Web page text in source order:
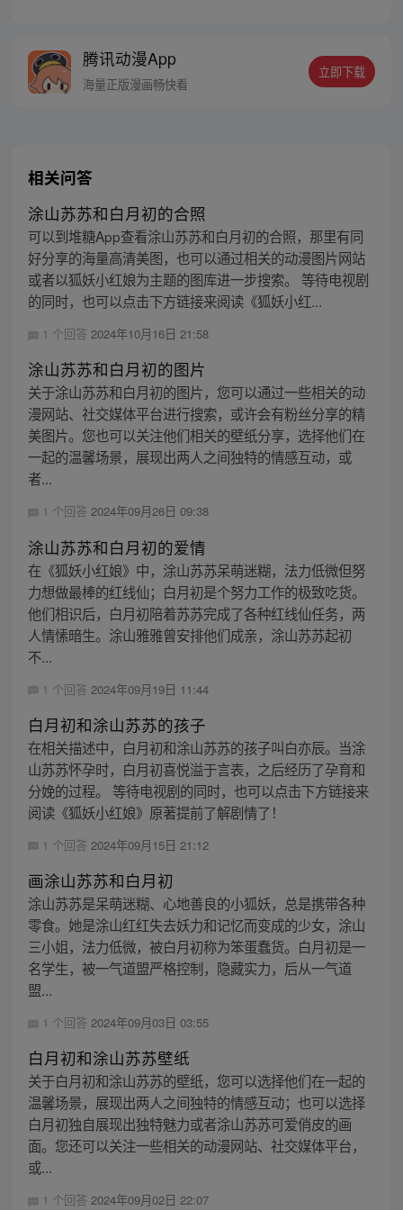
腾讯动漫App
海量正版漫画畅快看
立即下载
相关问答
涂山苏苏和白月初的合照
可以到堆糖App查看涂山苏苏和白月初的合照，那里有同
好分享的海量高清美图，也可以通过相关的动漫图片网站
或者以狐妖小红娘为主题的图库进一步搜索。 等待电视剧
的同时，也可以点击下方链接来阅读《狐妖小红...
1 个回答 2024年10月16日 21:58
涂山苏苏和白月初的图片
关于涂山苏苏和白月初的图片，您可以通过一些相关的动
漫网站、社交媒体平台进行搜索，或许会有粉丝分享的精
美图片。您也可以关注他们相关的壁纸分享，选择他们在
一起的温馨场景，展现出两人之间独特的情感互动，或
者...
1 个回答 2024年09月26日 09:38
涂山苏苏和白月初的爱情
在《狐妖小红娘》中，涂山苏苏呆萌迷糊，法力低微但努
力想做最棒的红线仙；白月初是个努力工作的极致吃货。
他们相识后，白月初陪着苏苏完成了各种红线仙任务，两
人情愫暗生。涂山雅雅曾安排他们成亲，涂山苏苏起初
不...
1 个回答 2024年09月19日 11:44
白月初和涂山苏苏的孩子
在相关描述中，白月初和涂山苏苏的孩子叫白亦辰。当涂
山苏苏怀孕时，白月初喜悦溢于言表，之后经历了孕育和
分娩的过程。 等待电视剧的同时，也可以点击下方链接来
阅读《狐妖小红娘》原著提前了解剧情了！
1 个回答 2024年09月15日 21:12
画涂山苏苏和白月初
涂山苏苏是呆萌迷糊、心地善良的小狐妖，总是携带各种
零食。她是涂山红红失去妖力和记忆而变成的少女，涂山
三小姐，法力低微，被白月初称为笨蛋蠢货。白月初是一
名学生，被一气道盟严格控制，隐藏实力，后从一气道
盟...
1 个回答 2024年09月03日 03:55
白月初和涂山苏苏壁纸
关于白月初和涂山苏苏的壁纸，您可以选择他们在一起的
温馨场景，展现出两人之间独特的情感互动；也可以选择
白月初独自展现出独特魅力或者涂山苏苏可爱俏皮的画
面。您还可以关注一些相关的动漫网站、社交媒体平台，
或...
1 个回答 2024年09月02日 22:07